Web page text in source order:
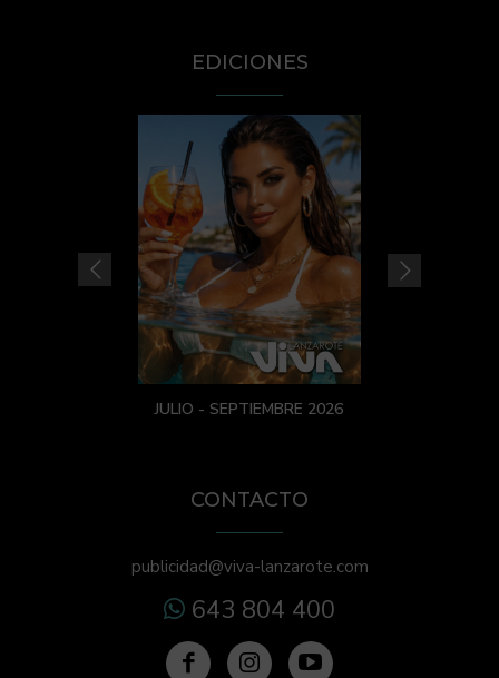
EDICIONES
JULIO - SEPTIEMBRE 2026
CONTACTO
publicidad@viva-lanzarote.com
643 804 400